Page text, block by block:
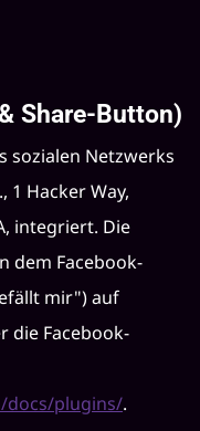
Share-Button)
sozialen Netzwerks
1 Hacker Way,
integriert. Die
dem Facebook-
mir") auf
die Facebook-
docs/plugins/.